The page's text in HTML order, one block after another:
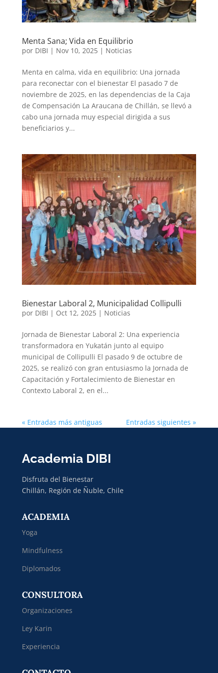
Menta Sana; Vida en Equilibrio
por DIBI | Nov 10, 2025| Noticias
Menta en calma, vida en equilibrio: Una jornada
para reconectar con el bienestar El pasado 7 de
noviembre de 2025, en las dependencias de la Caja
de Compensación La Araucana de Chillán, se llevó a
cabo una jornada muy especial dirigida a sus
beneficiarios y...
Bienestar Laboral 2, Municipalidad Collipulli
por DIBI | Oct 12, 2025| Noticias
Jornada de Bienestar Laboral 2: Una experiencia
transformadora en Yukatán junto al equipo
municipal de Collipulli El pasado 9 de octubre de
2025, se realizó con gran entusiasmo la Jornada de
Capacitación y Fortalecimiento de Bienestar en
Contexto Laboral 2, en el...
« Entradas más antiguas Entradas siguientes »
Academia DIBI
Disfruta del Bienestar
Chillán, Región de Ñuble, Chile
ACADEMIA
Yoga
Mindfulness
Diplomados
CONSULTORA
Organizaciones
Ley Karin
Experiencia